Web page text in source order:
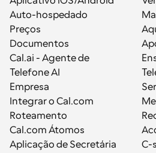
Auto-hospedado
Preços
Documentos
Cal.ai - Agente de
Telefone AI
Empresa
Integrar o Cal.com
Roteamento
Cal.com Átomos
Aplicação de Secretária
C-